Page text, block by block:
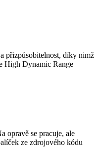
přizpůsobitelnost, díky nimž
High Dynamic Range
opravě se pracuje, ale
ze zdrojového kódu